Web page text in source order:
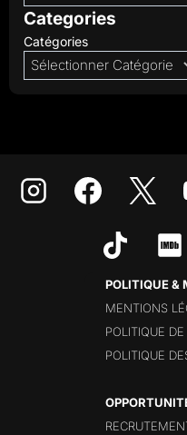
Categories
Catégories
POLITIQUE &
MENTIONS
POLITIQUE
POLITIQUE